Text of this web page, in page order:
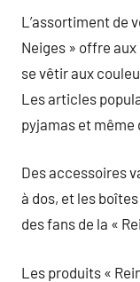
L’assortiment de
Neiges » offre
se vêtir aux
Les articles
pyjamas et même
Des accessoires
à dos, et les
des fans de la «
Les produits «